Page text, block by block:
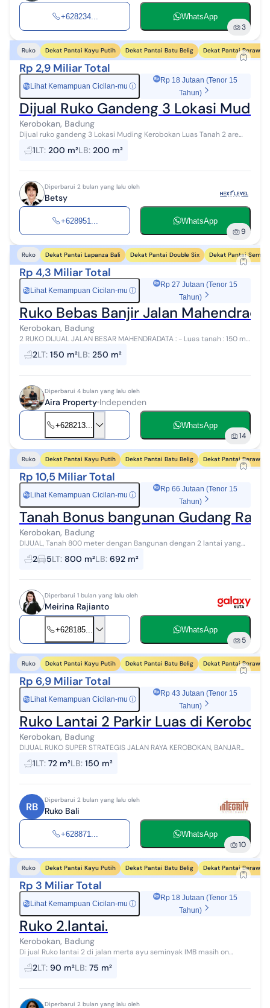
+628234... WhatsApp
3
Ruko Dekat Pantai Kayu Putih Dekat Pantai Batu Belig Dekat Pantai Berawa
Rp 2,9 Miliar Total
Rp Lihat Kemampuan Cicilan-mu ⓘ
Rp 18 Jutaan (Tenor 15
Tahun)
Dijual Ruko Gandeng 3 Lokasi
Kerobokan, Badung
Dijual ruko gandeng 3 Lokasi Muding Kerobokan Luas Tanah 2 are
SHM IMB lengkap Air sumur bor Listrik 10500 watt Akses jalan 12
meter Cocok un...
1LT: 200 m²LB: 200 m²
Diperbarui 2 bulan yang lalu oleh
Betsy
+628951... WhatsApp
9
Ruko Dekat Pantai Lapanza Bali Dekat Pantai Double Six Dekat Pantai
Rp 4,3 Miliar Total
Rp Lihat Kemampuan Cicilan-mu ⓘ
Rp 27 Jutaan (Tenor 15
Tahun)
Ruko Bebas Banjir Jalan
Kerobokan, Badung
2 RUKO DIJUAL JALAN BESAR MAHENDRADATA : - Luas tanah : 150 m2
- ⁠Luas bangunan: 250m2 - ⁠Lantai : 2 - ⁠Air : sumur bor - ⁠Listrik : 7.700
2LT: 150 m²LB: 250 m²
Diperbarui 4 bulan yang lalu oleh
Aira Property Independen
+628213... WhatsApp
14
Ruko Dekat Pantai Kayu Putih Dekat Pantai Batu Belig Dekat Pantai Berawa
Rp 10,5 Miliar Total
Rp Lihat Kemampuan Cicilan-mu ⓘ
Rp 66 Jutaan (Tenor 15
Tahun)
Tanah Bonus bangunan Gudang
Kerobokan, Badung
DIJUAL, Tanah 800 meter dengan Bangunan dengan 2 lantai yang
dulu pernah di gunakan untuk, Showroom, Gudang, dan Kantor di
Jalan Merta Sari, Kerobo...
2 5LT: 800 m²LB: 692 m²
Diperbarui 1 bulan yang lalu oleh
Meirina Rajianto
+628185... WhatsApp
5
Ruko Dekat Pantai Kayu Putih Dekat Pantai Batu Belig Dekat Pantai Berawa
Rp 6,9 Miliar Total
Rp Lihat Kemampuan Cicilan-mu ⓘ
Rp 43 Jutaan (Tenor 15
Tahun)
Ruko Lantai 2 Parkir Luas di
Kerobokan, Badung
DIJUAL RUKO SUPER STRATEGIS JALAN RAYA KEROBOKAN, BANJAR
TAMAN SEMINYAK KEROBOKAN KLOD BADUNG, BALI DIJUAL Rp. 6.9 M
- bisa nego. LT : 72 ...
1LT: 72 m²LB: 150 m²
RB
Diperbarui 2 bulan yang lalu oleh
Ruko Bali
+628871... WhatsApp
10
Ruko Dekat Pantai Kayu Putih Dekat Pantai Batu Belig Dekat Pantai Berawa
Rp 3 Miliar Total
Rp Lihat Kemampuan Cicilan-mu ⓘ
Rp 18 Jutaan (Tenor 15
Tahun)
Ruko 2.lantai.
Kerobokan, Badung
Di jual Ruko lantai 2 di jalan merta ayu seminyak IMB masih on
proses Ada 4 blok dengan masing2 lantai ukuran 5m x 15m dan ada
toilet di lantai 1...
2LT: 90 m²LB: 75 m²
Diperbarui 2 bulan yang lalu oleh